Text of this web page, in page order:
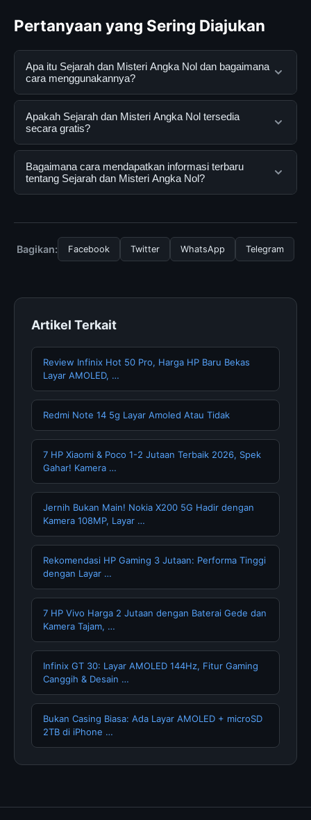
Pertanyaan yang Sering Diajukan
Apa itu Sejarah dan Misteri Angka Nol dan bagaimana
cara menggunakannya?
Sejarah dan Misteri Angka Nol adalah layanan digital
yang dirancang untuk membantu pengguna
mendapatkan informasi lengkap dan terpercaya. Anda
dapat menggunakannya dengan mengunjungi situs
resmi dan mengikuti panduan yang tersedia.
Apakah Sejarah dan Misteri Angka Nol tersedia
secara gratis?
Ya, Sejarah dan Misteri Angka Nol dapat diakses
secara gratis oleh semua pengguna. Tidak ada biaya
tersembunyi atau langganan yang diperlukan untuk
Bagaimana cara mendapatkan informasi terbaru
tentang Sejarah dan Misteri Angka Nol?
resmi kami secara berkala. Kami selalu memperbarui
konten dengan informasi terkini dan terpercaya.
Bagikan: Facebook Twitter WhatsApp Telegram
Artikel Terkait
Review Infinix Hot 50 Pro, Harga HP Baru Bekas
Layar AMOLED, …
Redmi Note 14 5g Layar Amoled Atau Tidak
7 HP Xiaomi & Poco 1-2 Jutaan Terbaik 2026, Spek
Gahar! Kamera …
Jernih Bukan Main! Nokia X200 5G Hadir dengan
Kamera 108MP, Layar …
Rekomendasi HP Gaming 3 Jutaan: Performa Tinggi
dengan Layar …
7 HP Vivo Harga 2 Jutaan dengan Baterai Gede dan
Kamera Tajam, …
Infinix GT 30: Layar AMOLED 144Hz, Fitur Gaming
Canggih & Desain …
Bukan Casing Biasa: Ada Layar AMOLED + microSD
2TB di iPhone …